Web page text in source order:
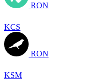
RON
KCS
RON
KSM